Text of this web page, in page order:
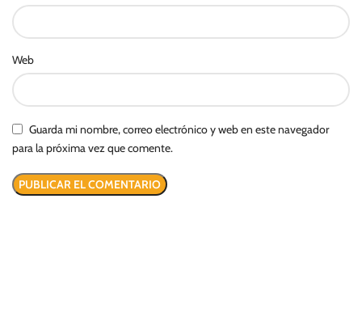
Web
Guarda mi nombre, correo electrónico y web en este navegador
para la próxima vez que comente.